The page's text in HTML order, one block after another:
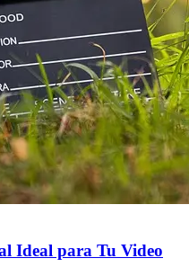
Ideal para Tu Video